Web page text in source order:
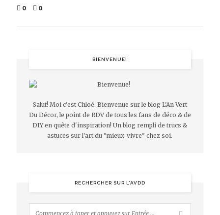
0 0
BIENVENUE!
Salut! Moi c'est Chloé. Bienvenue sur le blog L'An Vert
Du Décor, le point de RDV de tous les fans de déco & de
DIY en quête d'inspiration! Un blog rempli de trucs &
astuces sur l'art du "mieux-vivre" chez soi.
RECHERCHER SUR L’AVDD